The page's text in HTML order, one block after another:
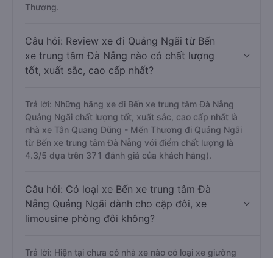
Thương.
Câu hỏi: Review xe đi Quảng Ngãi từ Bến
xe trung tâm Đà Nẵng nào có chất lượng
tốt, xuất sắc, cao cấp nhất?
Trả lời: Những hãng xe đi Bến xe trung tâm Đà Nẵng
Quảng Ngãi chất lượng tốt, xuất sắc, cao cấp nhất là
nhà xe Tân Quang Dũng - Mến Thương đi Quảng Ngãi
từ Bến xe trung tâm Đà Nẵng với điểm chất lượng là
4.3/5 dựa trên 371 đánh giá của khách hàng).
Câu hỏi: Có loại xe Bến xe trung tâm Đà
Nẵng Quảng Ngãi dành cho cặp đôi, xe
limousine phòng đôi không?
Trả lời: Hiện tại chưa có nhà xe nào có loại xe giường